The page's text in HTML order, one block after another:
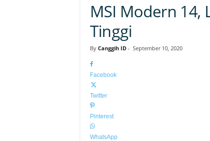
MSI Modern 14,
Tinggi
By Canggih ID- September 10, 2020
Facebook
Twitter
Pinterest
WhatsApp